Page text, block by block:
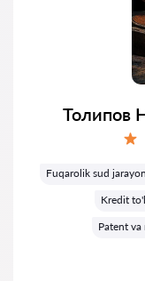
Толипов
Fuqarolik sud
Kredit
Patent